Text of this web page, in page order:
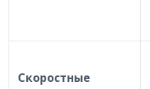
Скоростные